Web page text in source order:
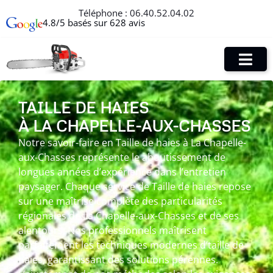
Téléphone : 06.40.52.04.02
4.8/5 basés sur 628 avis
TAILLE DE HAIES
À LA CHAPELLE-AUX-CHASSES
Notre savoir-faire en Taille de haies à La Chapelle-
aux-Chasses représente le aboutissement de
longues années d’expérience dans l’entretien
paysager. Chaque service de Taille de haies repose
sur une maîtrise complète des particularités
régionales de La Chapelle-aux-Chasses et de ses
alentours. Nos professionnels maîtrisent
parfaitement les techniques modernes d’taille de
haies, garantissant des solutions pérennes.